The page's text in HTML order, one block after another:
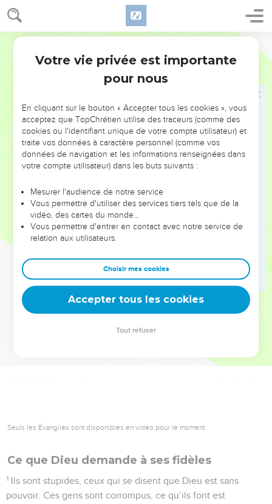
NE MANQUEZ PAS L’ÉVÉNEMENT
DE L’ANNÉE !
ET SI LEURS ERREURS POUVAIENT VOUS ÉVITER LES
VOTRES ?
leur foi ou leur vision. Mais on voit moins les doutes, les erreurs
et les saisons difficiles qu'ils ont traversés, alors même que ce
sont elles qui les ont façonnés.
Dans cette conférence, leaders, entrepreneurs, et responsables
clés pour avancer avec plus de sagesse afin que leurs erreurs
deviennent vos tremplins. Que vous guidiez un ministère, une
équipe, un groupe ou une famille, leur expérience est faite
Seuls les Évangiles sont disponibles en vidéo pour le moment.
Ce que Dieu demande à ses fidèles
1 Ils sont stupides, ceux qui se disent que Dieu est sans
pouvoir. Ces gens sont corrompus, ce qu’ils font est
Votre vie privée est importante
pour nous
En cliquant sur le bouton « Accepter tous les cookies », vous
acceptez que TopChrétien utilise des traceurs (comme des
cookies ou l'identifiant unique de votre compte utilisateur) et
traite vos données à caractère personnel (comme vos
données de navigation et les informations renseignées dans
votre compte utilisateur) dans les buts suivants :
Mesurer l'audience de notre service
Vous permettre d'utiliser des services tiers tels que de la
vidéo, des cartes du monde…
Vous permettre d'entrer en contact avec notre service de
relation aux utilisateurs.
Choisir mes cookies
Accepter tous les cookies
Tout refuser